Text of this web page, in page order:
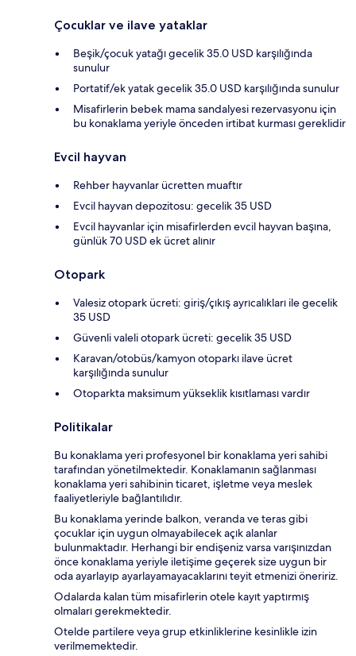
Çocuklar ve ilave yataklar
Beşik/çocuk yatağı gecelik 35.0 USD karşılığında
sunulur
Portatif/ek yatak gecelik 35.0 USD karşılığında sunulur
Misafirlerin bebek mama sandalyesi rezervasyonu için
bu konaklama yeriyle önceden irtibat kurması gereklidir
Evcil hayvan
Rehber hayvanlar ücretten muaftır
Evcil hayvan depozitosu: gecelik 35 USD
Evcil hayvanlar için misafirlerden evcil hayvan başına,
günlük 70 USD ek ücret alınır
Otopark
Valesiz otopark ücreti: giriş/çıkış ayrıcalıkları ile gecelik
35 USD
Güvenli valeli otopark ücreti: gecelik 35 USD
Karavan/otobüs/kamyon otoparkı ilave ücret
karşılığında sunulur
Otoparkta maksimum yükseklik kısıtlaması vardır
Politikalar
Bu konaklama yeri profesyonel bir konaklama yeri sahibi
tarafından yönetilmektedir. Konaklamanın sağlanması
konaklama yeri sahibinin ticaret, işletme veya meslek
faaliyetleriyle bağlantılıdır.
Bu konaklama yerinde balkon, veranda ve teras gibi
çocuklar için uygun olmayabilecek açık alanlar
bulunmaktadır. Herhangi bir endişeniz varsa varışınızdan
önce konaklama yeriyle iletişime geçerek size uygun bir
oda ayarlayıp ayarlayamayacaklarını teyit etmenizi öneririz.
Odalarda kalan tüm misafirlerin otele kayıt yaptırmış
olmaları gerekmektedir.
Otelde partilere veya grup etkinliklerine kesinlikle izin
verilmemektedir.